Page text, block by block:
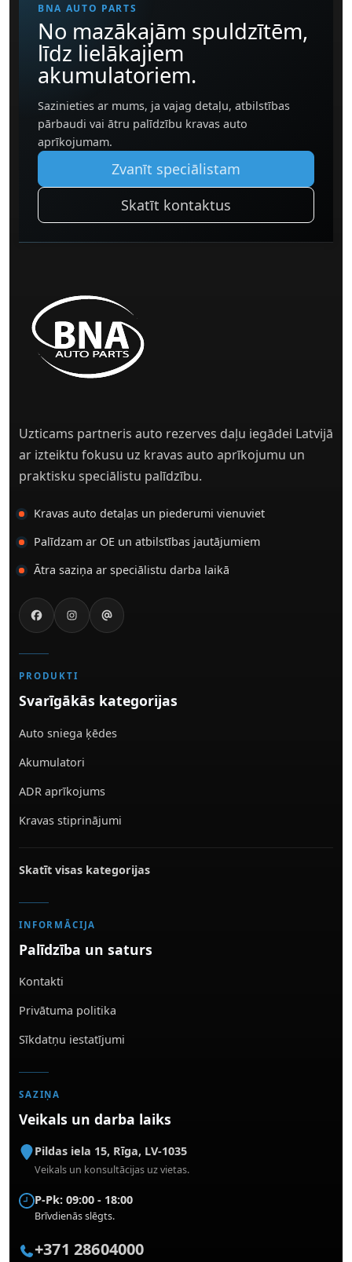
BNA AUTO PARTS
No mazākajām spuldzītēm,
līdz lielākajiem
akumulatoriem.
Sazinieties ar mums, ja vajag detaļu, atbilstības
pārbaudi vai ātru palīdzību kravas auto
aprīkojumam.
Zvanīt speciālistam
Skatīt kontaktus
Uzticams partneris auto rezerves daļu iegādei Latvijā
ar izteiktu fokusu uz kravas auto aprīkojumu un
praktisku speciālistu palīdzību.
Kravas auto detaļas un piederumi vienuviet
Palīdzam ar OE un atbilstības jautājumiem
Ātra saziņa ar speciālistu darba laikā
PRODUKTI
Svarīgākās kategorijas
Auto sniega ķēdes
Akumulatori
ADR aprīkojums
Kravas stiprinājumi
Skatīt visas kategorijas
INFORMĀCIJA
Palīdzība un saturs
Kontakti
Privātuma politika
Sīkdatņu iestatījumi
SAZIŅA
Veikals un darba laiks
Pildas iela 15, Rīga, LV-1035
Veikals un konsultācijas uz vietas.
P-Pk: 09:00 - 18:00
Brīvdienās slēgts.
+371 28604000